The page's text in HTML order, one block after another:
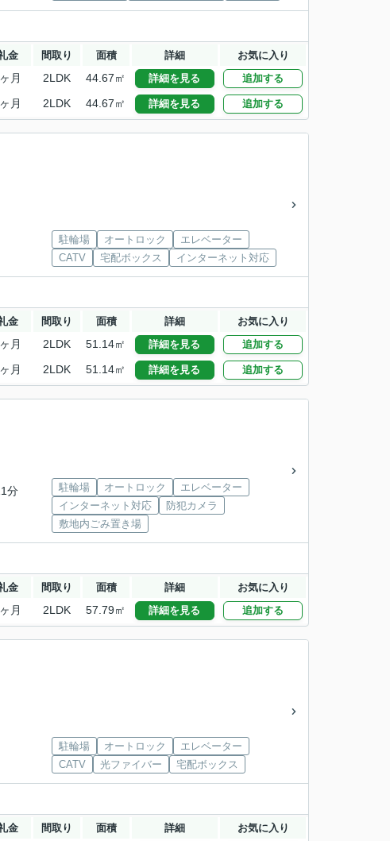
金 間取り 面積 詳細 お気に入り
月 2LDK 44.67㎡ 詳細を見る 追加する
月 2LDK 44.67㎡ 詳細を見る 追加する
駐輪場 オートロック
エレベーター
CATV
宅配ボックス インターネット対応
金 間取り 面積 詳細 お気に入り
月 2LDK 51.14㎡ 詳細を見る 追加する
月 2LDK 51.14㎡ 詳細を見る 追加する
分
駐輪場 オートロック
エレベーター
インターネット対応
防犯カメラ
敷地内ごみ置き場
金 間取り 面積 詳細 お気に入り
月 2LDK 57.79㎡ 詳細を見る 追加する
駐輪場 オートロック
エレベーター
CATV
光ファイバー 宅配ボックス
金 間取り 面積 詳細 お気に入り